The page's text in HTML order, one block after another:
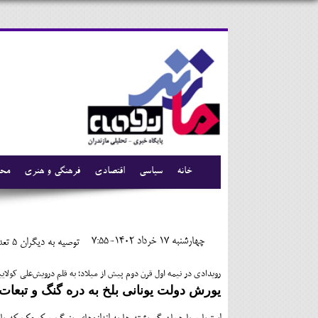
فرهنگی و هنری اقتصادی سیاسی خانه
توصیه به دیگران 5 چهارشنبه 17 خرداد 1402-7:55
رویدادی در نیمه اول قرن دوم پیش از میلاد؛ به قلم درویش‌علی
یورش دولت یونانی بلخ به دره گنگ و